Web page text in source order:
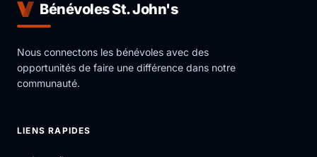
Bénévoles St. John's
Nous connectons les bénévoles avec des
opportunités de faire une différence dans notre
communauté.
LIENS RAPIDES